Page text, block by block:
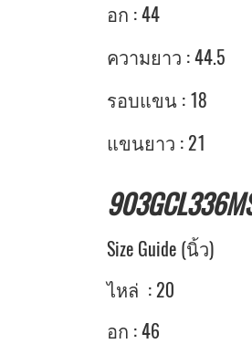
อก : 44
ความยาว : 44.5
รอบแขน : 18
แขนยาว : 21
Size Guide (นิ้ว)
ไหล่ : 20
อก : 46